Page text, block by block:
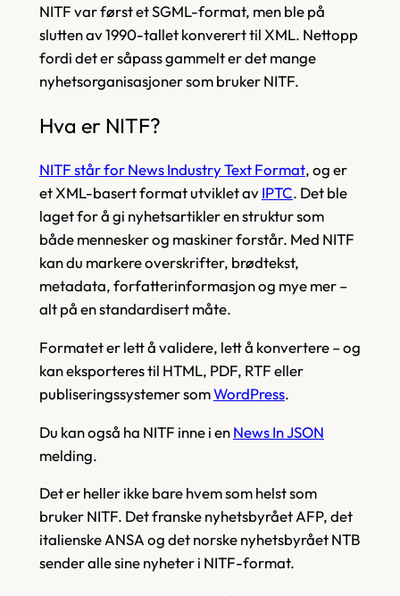
NITF var først et SGML-format, men ble på
slutten av 1990-tallet konverert til XML. Nettopp
fordi det er såpass gammelt er det mange
nyhetsorganisasjoner som bruker NITF.
Hva er NITF?
NITF står forNews Industry Text Format, og er
et XML-basert format utviklet avIPTC. Det ble
laget for å gi nyhetsartikler en struktur som
både mennesker og maskiner forstår. Med NITF
kan du markere overskrifter, brødtekst,
metadata, forfatterinformasjon og mye mer –
alt på en standardisert måte.
Formatet er lett å validere, lett å konvertere – og
kan eksporteres til HTML, PDF, RTF eller
publiseringssystemer somWordPress.
Du kan også ha NITF inne i enNews In JSON
melding.
Det er heller ikke bare hvem som helst som
bruker NITF. Det franske nyhetsbyrået AFP, det
italienske ANSA og det norske nyhetsbyrået NTB
sender alle sine nyheter i NITF-format.